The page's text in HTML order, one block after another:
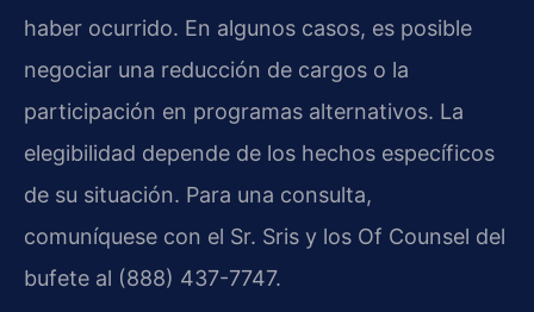
haber ocurrido. En algunos casos, es posible
negociar una reducción de cargos o la
participación en programas alternativos. La
elegibilidad depende de los hechos específicos
de su situación. Para una consulta,
comuníquese con el Sr. Sris y los Of Counsel del
bufete al (888) 437-7747.